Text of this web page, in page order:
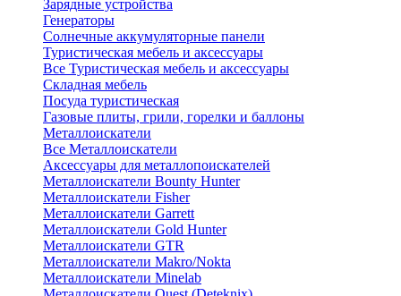
Зарядные устройства
Генераторы
Солнечные аккумуляторные панели
Туристическая мебель и аксессуары
Все Туристическая мебель и аксессуары
Складная мебель
Посуда туристическая
Газовые плиты, грили, горелки и баллоны
Металлоискатели
Все Металлоискатели
Аксессуары для металлопоискателей
Металлоискатели Bounty Hunter
Металлоискатели Fisher
Металлоискатели Garrett
Металлоискатели Gold Hunter
Металлоискатели GTR
Металлоискатели Makro/Nokta
Металлоискатели Minelab